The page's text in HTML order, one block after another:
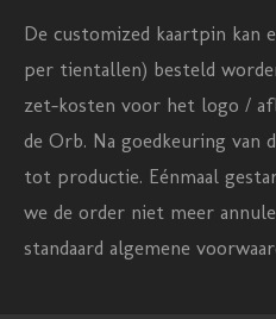
De customized kaartpin kan
per tientallen) besteld
zet-kosten voor het logo /
de Orb. Na goedkeuring van
tot productie. Eénmaal
we de order niet meer
standaard algemene